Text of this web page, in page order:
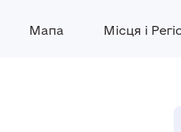
Мапа Місця і